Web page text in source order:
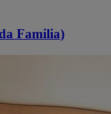
Familia)